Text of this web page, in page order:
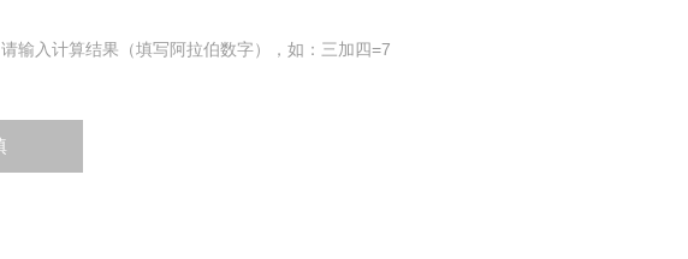
请输入计算结果（填写阿拉伯数字），如：三加四=7